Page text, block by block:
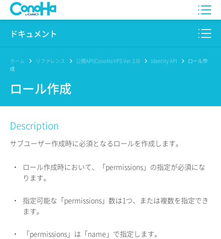
WING
Pencil
サービス一覧
サポート
ログイン
ドキュメント
このサイトについて
プロダクト
リファレンス
リリースノート
ホーム リファレンス 公開API(ConoHa VPS Ver.3.0) Identity API
ロール作
成
ロール作成
Description
サブユーザー作成時に必須となるロールを作成します。
・
ロール作成時において、「permissions」の指定が必須にな
ります。
・
指定可能な「permissions」数は1つ、または複数を指定でき
ます。
・ 「permissions」は「name」で指定します。